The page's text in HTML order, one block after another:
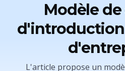
Modèle
L'article propose un